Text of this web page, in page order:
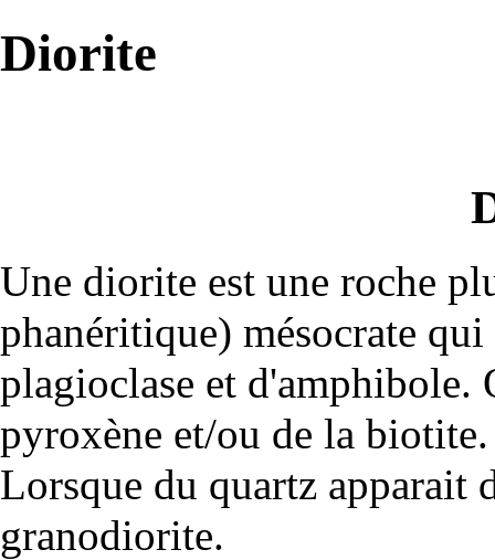
Diorite
Une diorite est une roche
phanéritique) mésocrate
plagioclase et d'amphibole.
pyroxène et/ou de la biotite.
Lorsque du quartz apparait
granodiorite.